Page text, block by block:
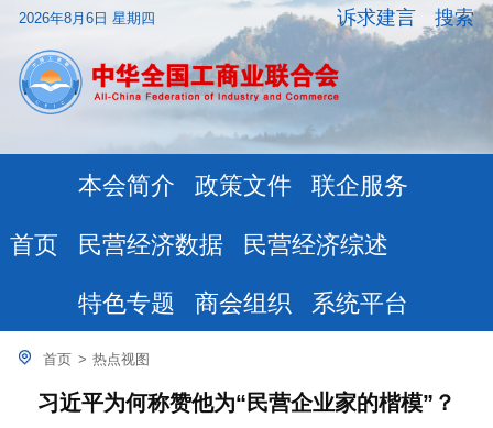
2026年8月6日 星期四 搜索
诉求建言
首页
本会简介 政策文件 联企服务
民营经济数据 民营经济综述
特色专题 商会组织 系统平台
首页 > 热点视图
习近平为何称赞他为“民营企业家的楷模”？